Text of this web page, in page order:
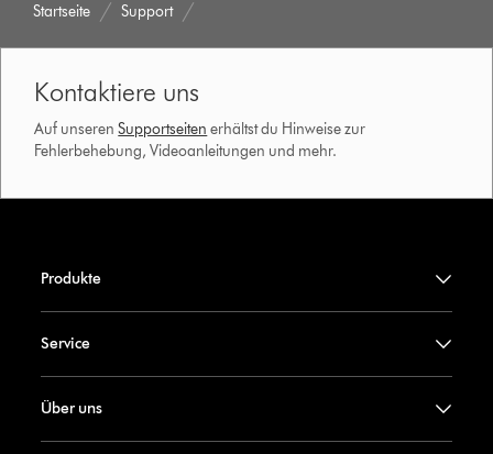
Startseite Support
Kontaktiere uns
Auf unserenSupportseiten erhältst du Hinweise zur
Fehlerbehebung, Videoanleitungen und mehr.
Produkte
Service
Über uns